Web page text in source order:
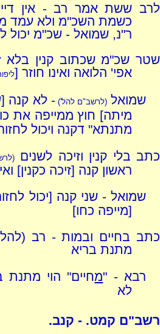
לרב ששת אמר רב - אין
כשמת השכ"מ ולא עמד
ר"נ, שמואל - שכ"מ יכול
שטר שכ"מ שכתוב קנין בלא
אפי' הלואה ואינו חוזר [
שמואל(לרשב"ם להל') - לא קנה
מיתה] חוץ ממייפה את
מתנתא" דקנה ויכול
כתב בלי קנין וזיכה לשנים
ראשון קנה [זיכה כקנין]
שמואל - שני קנה [יכול
[מייפה כחו]
כתב בחיים ובמות - רב
מתנת בריא
רבא - "מחיים" הוי מתנת
לא
רשב"ם קמט. - קנב.